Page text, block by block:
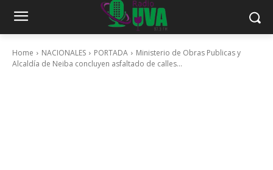
Home NACIONALES PORTADA
Ministerio de Obras Publicas y
Alcaldía de Neiba concluyen asfaltado de calles...